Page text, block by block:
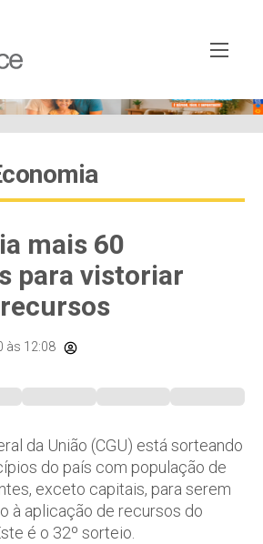
mais 60
para vistoriar
às 12:08
da União (CGU) está sorteando
do país com população de
exceto capitais, para serem
à aplicação de recursos do
é o 32º sorteio.